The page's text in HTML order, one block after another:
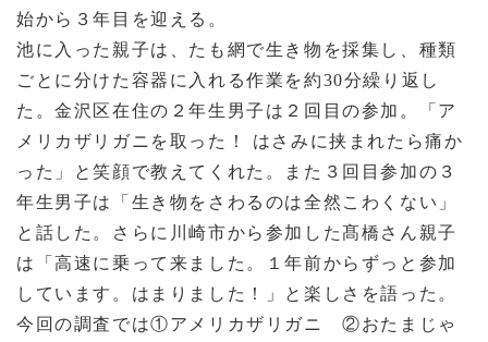
始から３年目を迎える。
池に入った親子は、たも網で生き物を採集し、種類
ごとに分けた容器に入れる作業を約30分繰り返し
た。金沢区在住の２年生男子は２回目の参加。「ア
メリカザリガニを取った！ はさみに挟まれたら痛か
った」と笑顔で教えてくれた。また３回目参加の３
年生男子は「生き物をさわるのは全然こわくない」
と話した。さらに川崎市から参加した髙橋さん親子
は「高速に乗って来ました。１年前からずっと参加
しています。はまりました！」と楽しさを語った。
今回の調査では①アメリカザリガニ ②おたまじゃ